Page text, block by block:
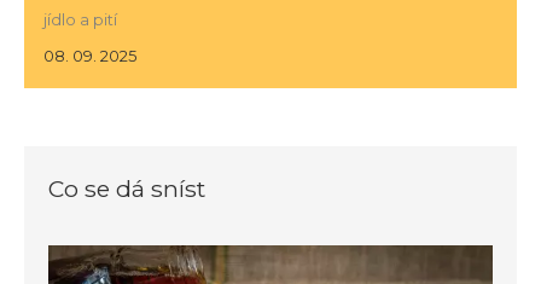
jídlo a pití
08. 09. 2025
Co se dá sníst